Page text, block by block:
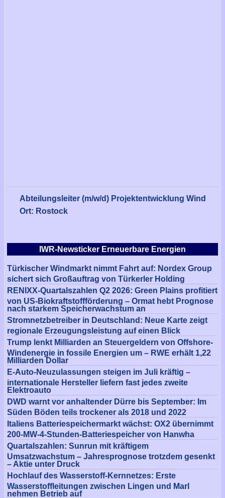
Abteilungsleiter (m/w/d) Projektentwicklung Wind
Ort: Rostock
IWR-Newsticker Erneuerbare Energien
Türkischer Windmarkt nimmt Fahrt auf: Nordex Group
sichert sich Großauftrag von Türkerler Holding
RENIXX-Quartalszahlen Q2 2026: Green Plains profitiert
von US-Biokraftstoffförderung – Ormat hebt Prognose
nach starkem Speicherwachstum an
Stromnetzbetreiber in Deutschland: Neue Karte zeigt
regionale Erzeugungsleistung auf einen Blick
Trump lenkt Milliarden an Steuergeldern von Offshore-
Windenergie in fossile Energien um – RWE erhält 1,22
Milliarden Dollar
E-Auto-Neuzulassungen steigen im Juli kräftig –
internationale Hersteller liefern fast jedes zweite
Elektroauto
DWD warnt vor anhaltender Dürre bis September: Im
Süden Böden teils trockener als 2018 und 2022
Italiens Batteriespeichermarkt wächst: OX2 übernimmt
200-MW-4-Stunden-Batteriespeicher von Hanwha
Quartalszahlen: Sunrun mit kräftigem
Umsatzwachstum – Jahresprognose trotzdem gesenkt
– Aktie unter Druck
Hochlauf des Wasserstoff-Kernnetzes: Erste
Wasserstoffleitungen zwischen Lingen und Marl
nehmen Betrieb auf